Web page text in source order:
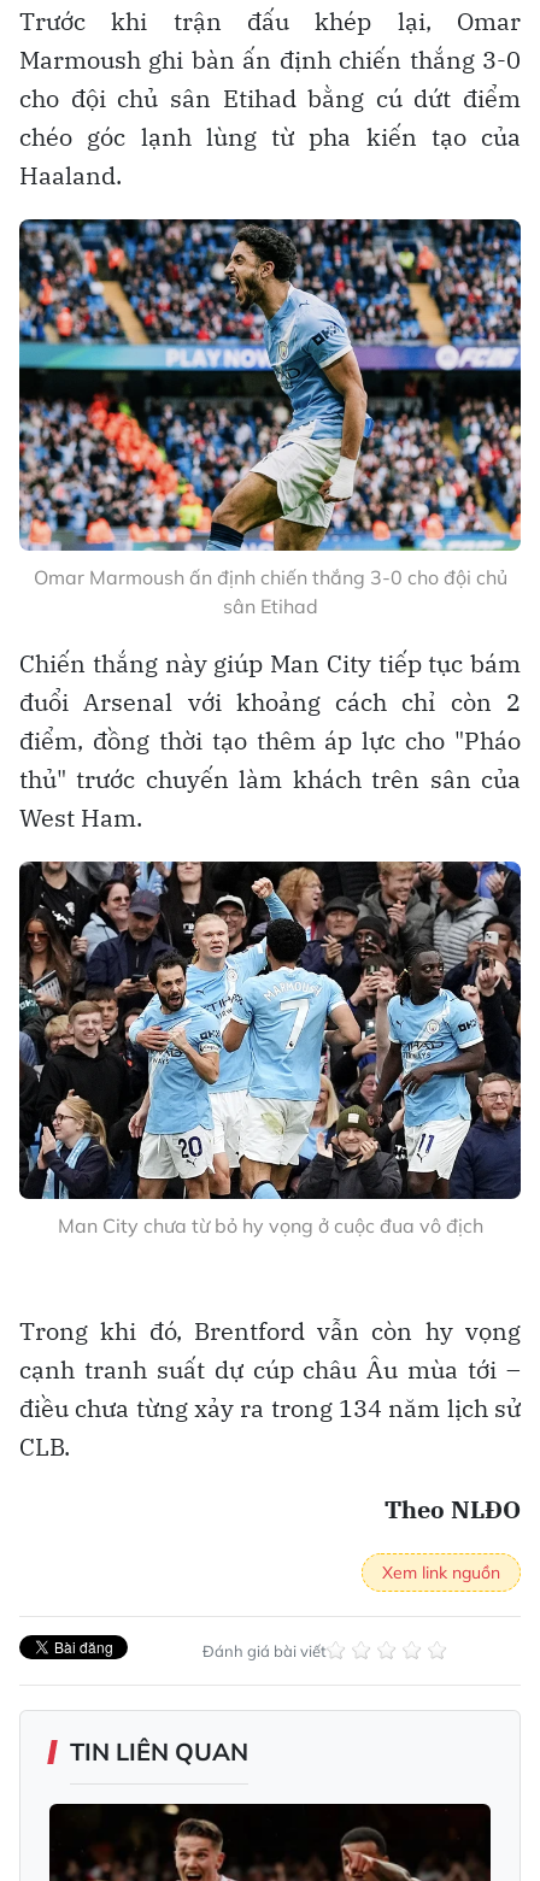
Trước khi trận đấu khép lại, Omar
Marmoush ghi bàn ấn định chiến thắng 3-0
cho đội chủ sân Etihad bằng cú dứt điểm
chéo góc lạnh lùng từ pha kiến tạo của
Haaland.
Omar Marmoush ấn định chiến thắng 3-0 cho đội chủ
sân Etihad
Chiến thắng này giúp Man City tiếp tục bám
đuổi Arsenal với khoảng cách chỉ còn 2
điểm, đồng thời tạo thêm áp lực cho "Pháo
thủ" trước chuyến làm khách trên sân của
West Ham.
Man City chưa từ bỏ hy vọng ở cuộc đua vô địch
Trong khi đó, Brentford vẫn còn hy vọng
cạnh tranh suất dự cúp châu Âu mùa tới –
điều chưa từng xảy ra trong 134 năm lịch sử
CLB.
Theo NLĐO
Xem link nguồn
Đánh giá bài viết
TIN LIÊN QUAN